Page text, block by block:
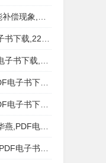
下载,网盘资源
网盘资源
网盘资源
网盘资源
网盘资源
网盘资源
网盘资源